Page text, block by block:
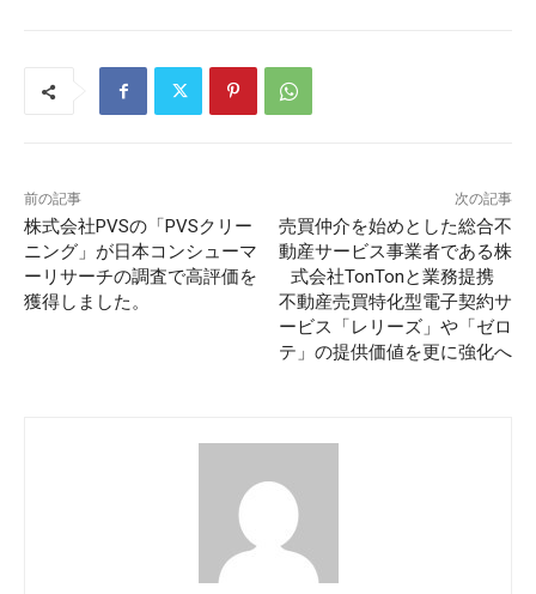
前の記事
株式会社PVSの「PVSクリー
ニング」が日本コンシューマ
ーリサーチの調査で高評価を
獲得しました。
次の記事
売買仲介を始めとした総合不
動産サービス事業者である株
式会社TonTonと業務提携
不動産売買特化型電子契約サ
ービス「レリーズ」や「ゼロ
テ」の提供価値を更に強化へ